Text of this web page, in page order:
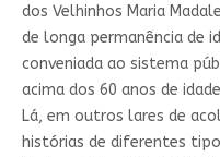
dos Velhinhos Maria
de longa permanência de
conveniada ao sistema
acima dos 60 anos de
Lá, em outros lares de
histórias de diferentes